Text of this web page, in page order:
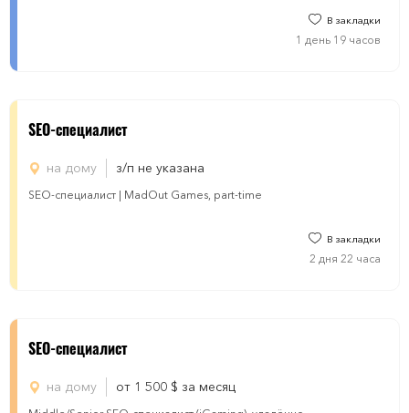
В закладки
1 день 19 часов
SEO-специалист
на дому з/п не указана
SEO-специалист | MadOut Games, part-time
В закладки
2 дня 22 часа
SEO-специалист
на дому от 1 500 $ за месяц